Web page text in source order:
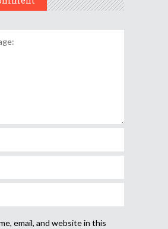
email, and website in this